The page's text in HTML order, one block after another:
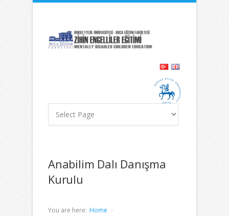
Navigasyona
Anabilim Dalı Danışma
Kurulu
You are here: Home